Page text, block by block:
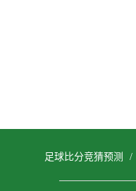
足球比分竞猜预测 /